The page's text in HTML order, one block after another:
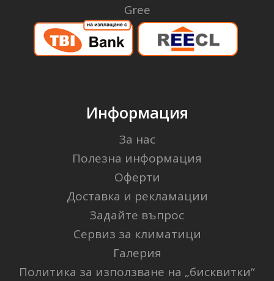
Gree
Информация
За нас
Полезна информация
Оферти
Доставка и рекламации
Задайте въпрос
Сервиз за климатици
Галерия
Политика за използване на „бисквитки“